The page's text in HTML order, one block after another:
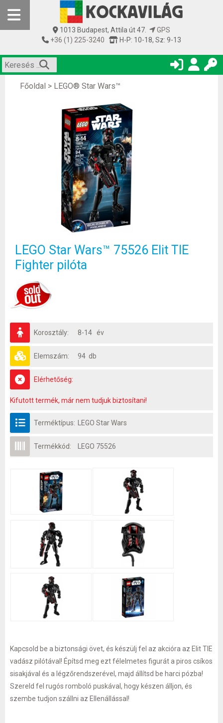
1013 Budapest, Attila út 47.
GPS
+36 (1) 225-3240
H-P: 10-18, Sz: 9-13
Főoldal > LEGO® Star Wars™
LEGO Star Wars™ 75526 Elit TIE
Fighter pilóta
Korosztály: 8-14 év
Elemszám: 94 db
Elérhetőség:
Kifutott termék, már nem tudjuk biztosítani!
Terméktípus: LEGO Star Wars
Termékkód: LEGO 75526
Kapcsold be a biztonsági övet, és készülj fel az akcióra az Elit TIE
vadász pilótával! Építsd meg ezt félelmetes figurát a piros csíkos
sisakjával és a légzőrendszerével, majd állítsd be harci pózba!
Szereld fel rugós romboló puskával, hogy készen álljon, és
szembe tudjon szállni az Ellenállással!